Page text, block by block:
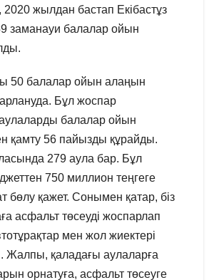
2020 жылдан бастап Екібастұз
заманауи балалар ойын
50 балалар ойын алаңын
Бұл жоспар
балалар ойын
қамту 56 пайызды құрайды.
279 аула бар. Бұл
750 миллион теңгеге
бөлу қажет. Сонымен қатар, біз
асфальт төсеуді жоспарлап
мен жол жиектері
Жалпы, қаладағы аулаларға
орнатуға, асфальт төсеуге